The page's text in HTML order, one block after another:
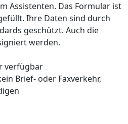
Assistenten. Das Formular ist
Ihre Daten sind durch
geschützt. Auch die
werden.
verfügbar
Brief- oder Faxverkehr,